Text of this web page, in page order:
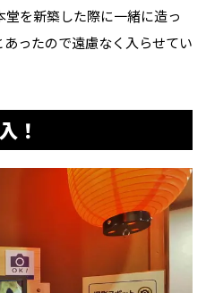
を新築した際に一緒に造っ
ったので遠慮なく入らせてい
！